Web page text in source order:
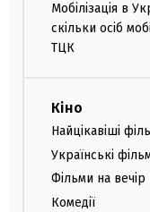
Мобілізація в
скільки осіб
ТЦК
Кіно
Найцікавіші
Українські
Фільми на вечір
Комедії